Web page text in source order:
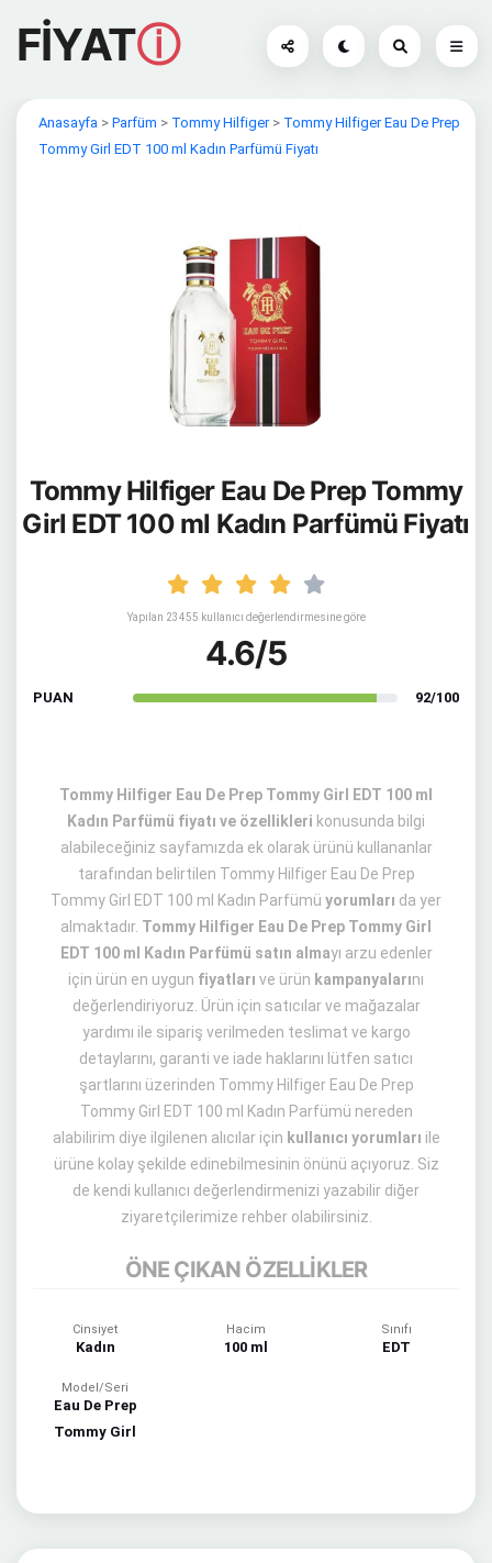
FİYATⓘ
Anasayfa > Parfüm > Tommy Hilfiger> Tommy Hilfiger Eau De Prep
Tommy Girl EDT 100 ml Kadın Parfümü Fiyatı
Tommy Hilfiger Eau De Prep Tommy
Girl EDT 100 ml Kadın Parfümü Fiyatı
Yapılan 23455 kullanıcı değerlendirmesine göre
4.6/5
PUAN 92/100
Tommy Hilfiger Eau De Prep Tommy Girl EDT 100 ml
Kadın Parfümü fiyatı ve özellikleri konusunda bilgi
alabileceğiniz sayfamızda ek olarak ürünü kullananlar
tarafından belirtilen Tommy Hilfiger Eau De Prep
Tommy Girl EDT 100 ml Kadın Parfümü yorumları da yer
almaktadır. Tommy Hilfiger Eau De Prep Tommy Girl
EDT 100 ml Kadın Parfümü satın almayı arzu edenler
için ürün en uygun fiyatları ve ürün kampanyalarını
değerlendiriyoruz. Ürün için satıcılar ve mağazalar
yardımı ile sipariş verilmeden teslimat ve kargo
detaylarını, garanti ve iade haklarını lütfen satıcı
şartlarını üzerinden Tommy Hilfiger Eau De Prep
Tommy Girl EDT 100 ml Kadın Parfümü nereden
alabilirim diye ilgilenen alıcılar için kullanıcı yorumları ile
ürüne kolay şekilde edinebilmesinin önünü açıyoruz. Siz
de kendi kullanıcı değerlendirmenizi yazabilir diğer
ziyaretçilerimize rehber olabilirsiniz.
ÖNE ÇIKAN ÖZELLİKLER
Cinsiyet
Kadın
Hacim
100 ml
Sınıfı
EDT
Model/Seri
Eau De Prep
Tommy Girl